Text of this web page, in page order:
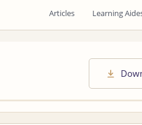
Articles Learning